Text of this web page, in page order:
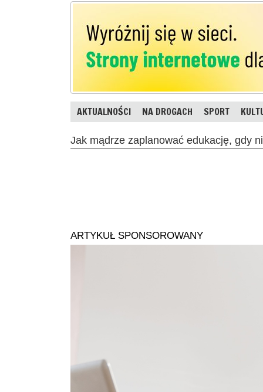
AKTUALNOŚCI NA DROGACH SPORT
Jak mądrze zaplanować edukację, gdy
ARTYKUŁ SPONSOROWANY